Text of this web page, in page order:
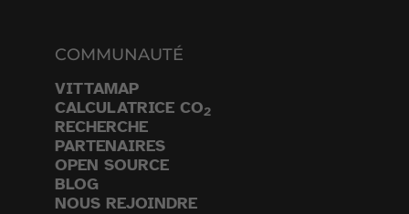
COMMUNAUTÉ
VITTAMAP
CALCULATRICE CO2
RECHERCHE
PARTENAIRES
OPEN SOURCE
BLOG
NOUS REJOINDRE